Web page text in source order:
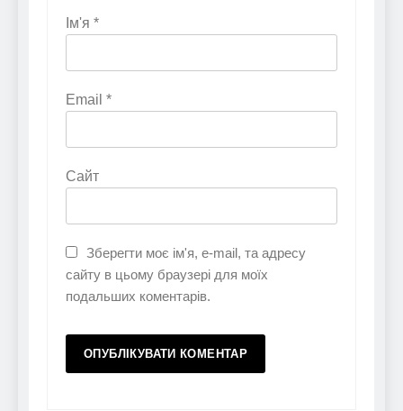
Ім'я *
Email *
Сайт
Зберегти моє ім'я, e-mail, та адресу
сайту в цьому браузері для моїх
подальших коментарів.